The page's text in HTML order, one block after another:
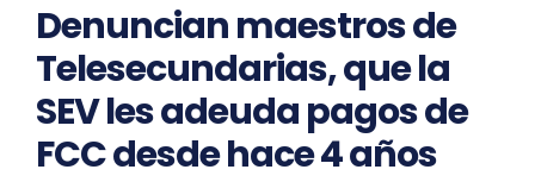
Denuncian maestros de
Telesecundarias, que la
SEV les adeuda pagos de
FCC desde hace 4 años